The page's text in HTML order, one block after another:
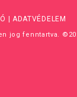
ADATVÉDELEM
jog fenntartva.